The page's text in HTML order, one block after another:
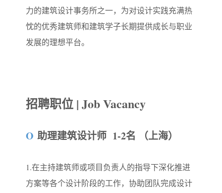
力的建筑设计事务所之一，为对设计实践充满热
忱的优秀建筑师和建筑学子长期提供成长与职业
发展的理想平台。
招聘职位 | Job Vacancy
O 助理建筑设计师 1-2名 （上海）
1.在主持建筑师或项目负责人的指导下深化推进
方案等各个设计阶段的工作，协助团队完成设计